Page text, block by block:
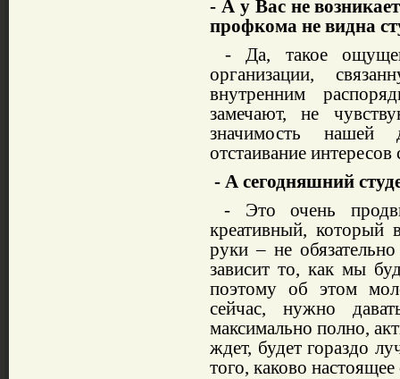
- А у Вас не
профкома не видна
- Да, такое
организации,
внутренним
замечают, не
значимость нашей
отстаивание
- А сегодняшний
- Это очень
креативный, который
руки – не
зависит то, как мы
поэтому об этом
сейчас, нужно
максимально полно,
ждет, будет гораздо
того, каково настоящее